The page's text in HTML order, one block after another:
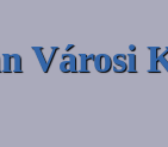
Városi